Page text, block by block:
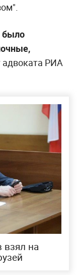
было
адвоката РИА
взял на